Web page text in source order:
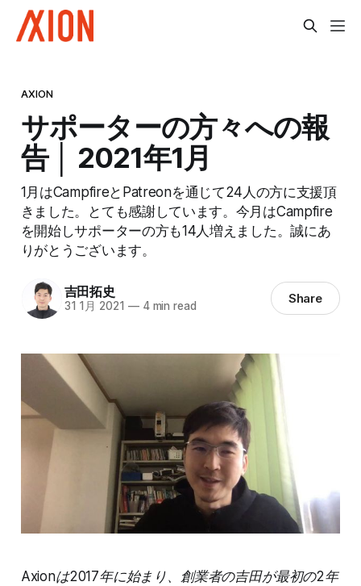
AXION
サポーターの方々への報
告 │ 2021年1月
1月はCampfireとPatreonを通じて24人の方に支援頂
きました。とても感謝しています。今月はCampfire
を開始しサポーターの方も14人増えました。誠にあ
りがとうございます。
吉田拓史
31 1月 2021 —4 min read Share
Axionは2017年に始まり、創業者の吉田が最初の2年